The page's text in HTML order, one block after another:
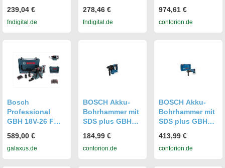
BOXX 136
611924001
239,04 €
fndigital.de
BOXX 238
611924004
278,46 €
fndigital.de
Akku GBA 5.5Ah,
Staubabsaugsys
974,61 €
contorion.de
Bosch
Professional
GBH 18V-26 F
Bohrhammer 18V
2,6J SDS-Plus in
589,00 €
galaxus.de
BOSCH Akku-
Bohrhammer mit
SDS plus GBH
BOXX 136
(0611927003)
184,99 €
contorion.de
BOSCH Akku-
Bohrhammer mit
SDS plus GBH
BOXX
(0611919004)
413,99 €
contorion.de